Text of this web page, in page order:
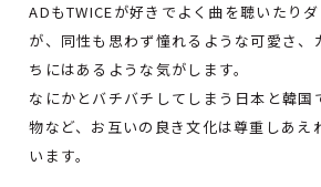
ADもTWICEが好きでよく曲を聴いたり
が、同性も思わず憧れるような可愛さ、
ちにはあるような気がします。
なにかとバチバチしてしまう日本と韓国
物など、お互いの良き文化は尊重しあえ
います。